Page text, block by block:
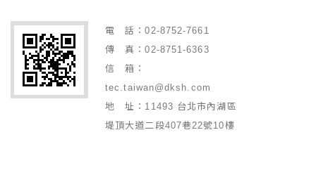
電 話：02-8752-7661
傳 真：02-8751-6363
信 箱：
tec.taiwan@dksh.com
地 址：11493 台北市內湖區
堤頂大道二段407巷22號10樓